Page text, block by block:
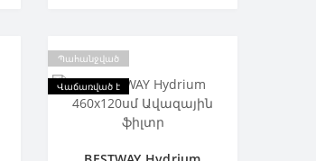
Պահանջված
Վաճառված է